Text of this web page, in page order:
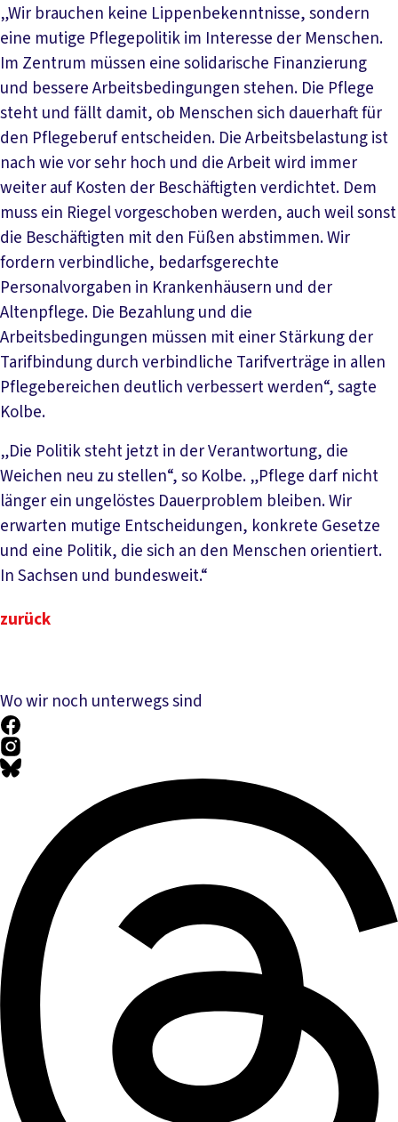
„Wir brauchen keine Lippenbekenntnisse, sondern
eine mutige Pflegepolitik im Interesse der Menschen.
Im Zentrum müssen eine solidarische Finanzierung
und bessere Arbeitsbedingungen stehen. Die Pflege
steht und fällt damit, ob Menschen sich dauerhaft für
den Pflegeberuf entscheiden. Die Arbeitsbelastung ist
nach wie vor sehr hoch und die Arbeit wird immer
weiter auf Kosten der Beschäftigten verdichtet. Dem
muss ein Riegel vorgeschoben werden, auch weil sonst
die Beschäftigten mit den Füßen abstimmen. Wir
fordern verbindliche, bedarfsgerechte
Personalvorgaben in Krankenhäusern und der
Altenpflege. Die Bezahlung und die
Arbeitsbedingungen müssen mit einer Stärkung der
Tarifbindung durch verbindliche Tarifverträge in allen
Pflegebereichen deutlich verbessert werden“, sagte
Kolbe.
„Die Politik steht jetzt in der Verantwortung, die
Weichen neu zu stellen“, so Kolbe. „Pflege darf nicht
länger ein ungelöstes Dauerproblem bleiben. Wir
erwarten mutige Entscheidungen, konkrete Gesetze
und eine Politik, die sich an den Menschen orientiert.
In Sachsen und bundesweit.“
zurück
Wo wir noch unterwegs sind